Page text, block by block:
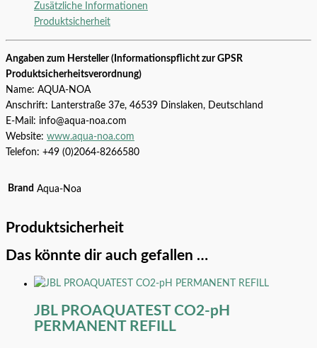
Zusätzliche Informationen
Produktsicherheit
Angaben zum Hersteller (Informationspflicht zur GPSR
Produktsicherheitsverordnung)
Name: AQUA-NOA
Anschrift: Lanterstraße 37e, 46539 Dinslaken, Deutschland
E-Mail: info@aqua-noa.com
Website: www.aqua-noa.com
Telefon: +49 (0)2064-8266580
Brand Aqua-Noa
Produktsicherheit
Das könnte dir auch gefallen …
JBL PROAQUATEST CO2-pH
PERMANENT REFILL